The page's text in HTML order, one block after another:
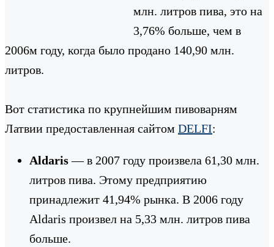
млн. литров пива, это на
3,76% больше, чем в
2006м году, когда было продано 140,90 млн.
литров.
Вот статистика по крупнейшим пивоварням
Латвии предоставленная сайтом DELFI:
Aldaris— в 2007 году произвела 61,30 млн.
литров пива. Этому предприятию
принадлежит 41,94% рынка. В 2006 году
Aldaris произвел на 5,33 млн. литров пива
больше.